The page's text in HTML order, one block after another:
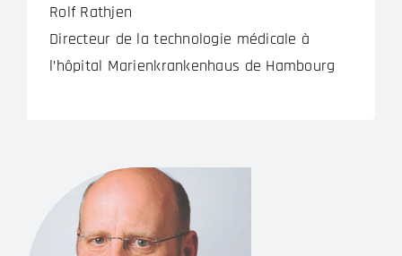
Rolf Rathjen
Directeur de la technologie médicale à
l’hôpital Marienkrankenhaus de Hambourg